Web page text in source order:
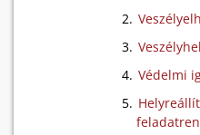
Védelmi